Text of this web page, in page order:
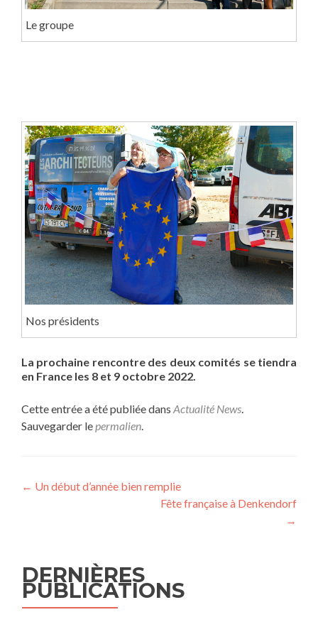
Le groupe
Nos présidents
La prochaine rencontre des deux comités se tiendra
en France les 8 et 9 octobre 2022.
Cette entrée a été publiée dans Actualité News
Sauvegarder le permalien
Navigation
← Un début d’année bien remplie
Fête française à Denkendorf
→
DERNIÈRES
PUBLICATIONS